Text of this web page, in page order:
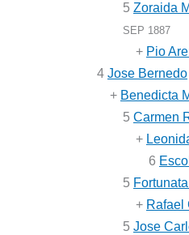
5 Zoraida
SEP 1887
+ Pio
4 Jose Bernedo
+ Benedicta
5 Carmen
+
6
5
+ Rafael
5 Jose